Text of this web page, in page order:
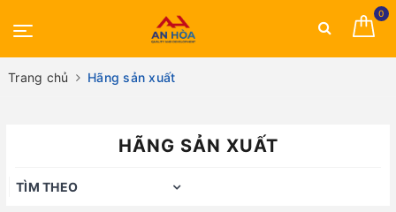
0
Trang chủ Hãng sản xuất
HÃNG SẢN XUẤT
TÌM THEO